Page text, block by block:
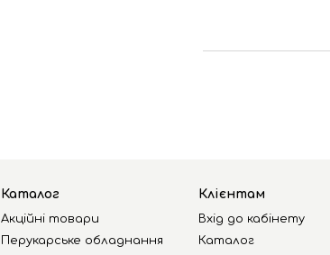
Каталог
Акційні товари
Перукарське обладнання
Клієнтам
Вхід до кабінету
Каталог